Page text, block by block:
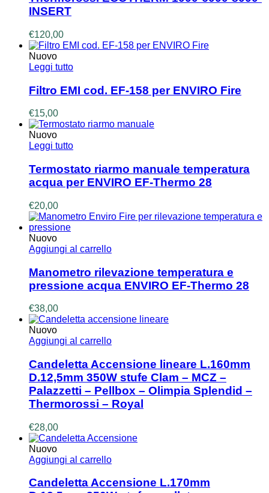
INSERT
€120,00
Nuovo
Leggi tutto
Filtro EMI cod. EF-158 per ENVIRO Fire
€15,00
Nuovo
Leggi tutto
Termostato riarmo manuale temperatura
acqua per ENVIRO EF-Thermo 28
€20,00
Nuovo
Aggiungi al carrello
Manometro rilevazione temperatura e
pressione acqua ENVIRO EF-Thermo 28
€38,00
Nuovo
Aggiungi al carrello
Candeletta Accensione lineare L.160mm
D.12,5mm 350W stufe Clam – MCZ –
Palazzetti – Pellbox – Olimpia Splendid –
Thermorossi – Royal
€28,00
Nuovo
Aggiungi al carrello
Candeletta Accensione L.170mm